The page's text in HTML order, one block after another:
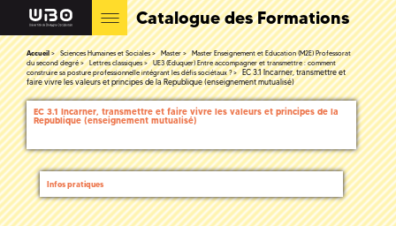
Catalogue des Formations
Accueil Sciences Humaines et Sociales Master
Master Enseignement et Education (M2E) Professorat
du second degré
Lettres classiques
UE3 (Eduquer) Entre accompagner et transmettre : comment
construire sa posture professionnelle intégrant les défis sociétaux ?
EC 3.1 Incarner, transmettre et
faire vivre les valeurs et principes de la Republique (enseignement mutualisé)
EC 3.1 Incarner, transmettre et faire vivre les valeurs et principes de la
Republique (enseignement mutualisé)
Infos pratiques